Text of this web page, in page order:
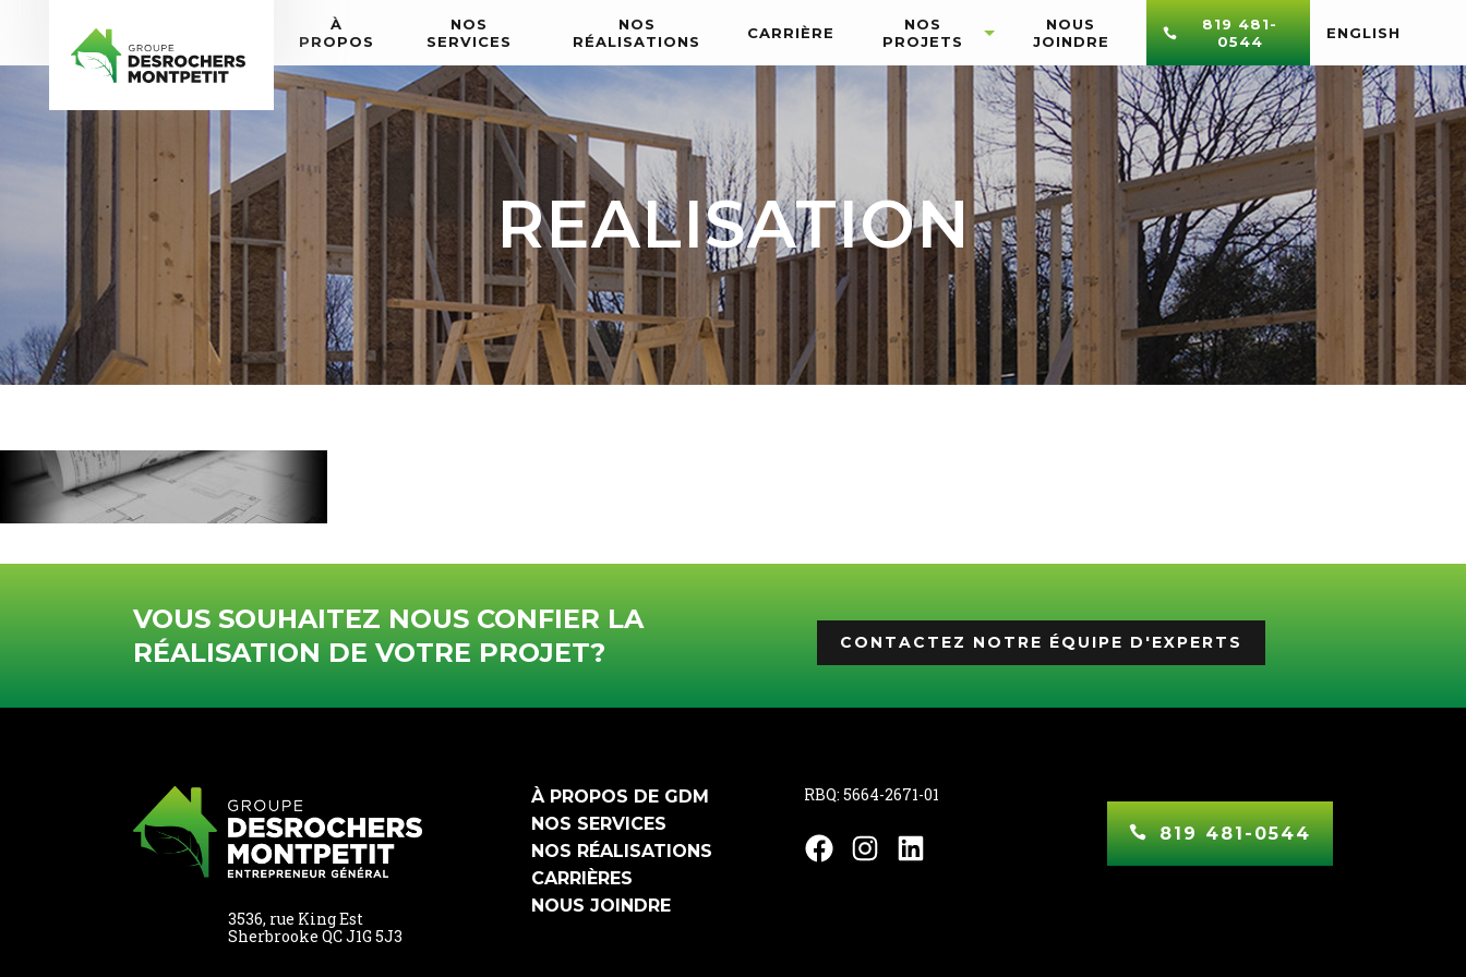
À
PROPOS
NOS
SERVICES
NOS
RÉALISATIONS
CARRIÈRE
NOS
PROJETS
NOUS
JOINDRE
819 481-
0544
ENGLISH
REALISATION
VOUS SOUHAITEZ NOUS CONFIER LA
RÉALISATION DE VOTRE PROJET?
CONTACTEZ NOTRE ÉQUIPE D'EXPERTS
3536, rue King Est
Sherbrooke QC J1G 5J3
À PROPOS DE GDM
NOS SERVICES
NOS RÉALISATIONS
CARRIÈRES
NOUS JOINDRE
RBQ: 5664-2671-01
Facebook
Instagram
LinkedIn 819 481-0544